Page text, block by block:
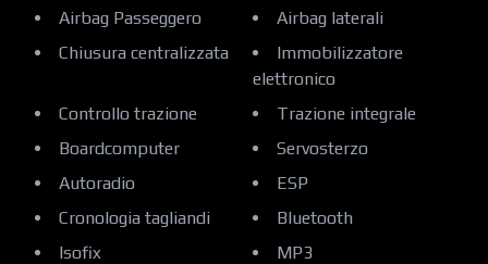
Airbag Passeggero
Airbag laterali
Chiusura centralizzata
Immobilizzatore
elettronico
Controllo trazione
Trazione integrale
Boardcomputer
Servosterzo
Autoradio
ESP
Cronologia tagliandi
Bluetooth
Isofix
MP3